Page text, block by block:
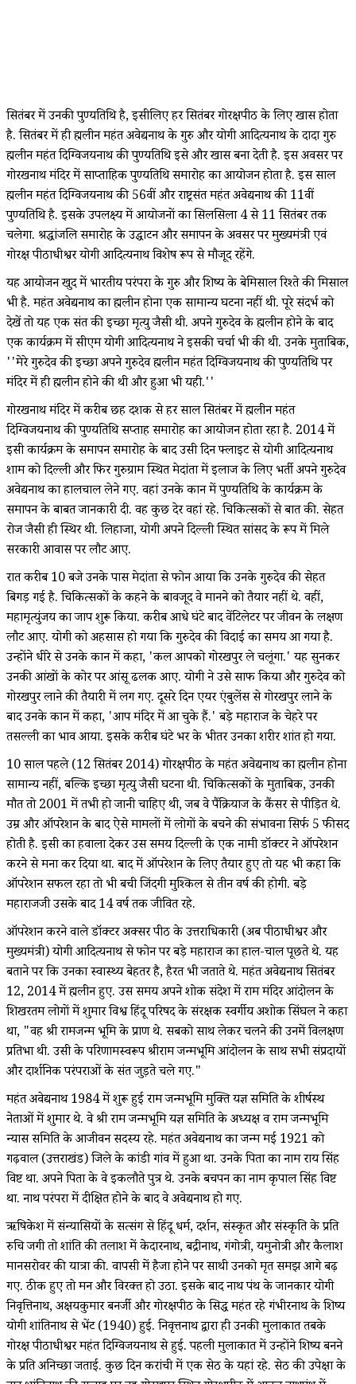
सितंबर में उनकी पुण्यतिथि है, इसीलिए हर सितंबर गोरक्षपीठ के लिए खास होता
है. सितंबर में ही ब्रह्मलीन महंत अवेद्यनाथ के गुरु और योगी आदित्यनाथ के दादा गुरु
ब्रह्मलीन महंत दिग्विजयनाथ की पुण्यतिथि इसे और खास बना देती है. इस अवसर पर
गोरखनाथ मंदिर में साप्ताहिक पुण्यतिथि समारोह का आयोजन होता है. इस साल
ब्रह्मलीन महंत दिग्विजयनाथ की 56वीं और राष्ट्रसंत महंत अवेद्यनाथ की 11वीं
पुण्यतिथि है. इसके उपलक्ष्य में आयोजनों का सिलसिला 4 से 11 सितंबर तक
चलेगा. श्रद्धांजलि समारोह के उद्घाटन और समापन के अवसर पर मुख्यमंत्री एवं
गोरक्ष पीठाधीश्वर योगी आदित्यनाथ विशेष रूप से मौजूद रहेंगे.
यह आयोजन खुद में भारतीय परंपरा के गुरु और शिष्य के बेमिसाल रिश्ते की मिसाल
भी है. महंत अवेद्यनाथ का ब्रह्मलीन होना एक सामान्य घटना नहीं थी. पूरे संदर्भ को
देखें तो यह एक संत की इच्छा मृत्यु जैसी थी. अपने गुरुदेव के ब्रह्मलीन होने के बाद
एक कार्यक्रम में सीएम योगी आदित्यनाथ ने इसकी चर्चा भी की थी. उनके मुताबिक,
''मेरे गुरुदेव की इच्छा अपने गुरुदेव ब्रह्मलीन महंत दिग्विजयनाथ की पुण्यतिथि पर
मंदिर में ही ब्रह्मलीन होने की थी और हुआ भी यही.''
गोरखनाथ मंदिर में करीब छह दशक से हर साल सितंबर में ब्रह्मलीन महंत
दिग्विजयनाथ की पुण्यतिथि सप्ताह समारोह का आयोजन होता रहा है. 2014 में
इसी कार्यक्रम के समापन समारोह के बाद उसी दिन फ्लाइट से योगी आदित्यनाथ
शाम को दिल्ली और फिर गुरुग्राम स्थित मेदांता में इलाज के लिए भर्ती अपने गुरुदेव
अवेद्यनाथ का हालचाल लेने गए. वहां उनके कान में पुण्यतिथि के कार्यक्रम के
समापन के बाबत जानकारी दी. वह कुछ देर वहां रहे. चिकित्सकों से बात की. सेहत
रोज जैसी ही स्थिर थी. लिहाजा, योगी अपने दिल्ली स्थित सांसद के रूप में मिले
सरकारी आवास पर लौट आए.
रात करीब 10 बजे उनके पास मेदांता से फोन आया कि उनके गुरुदेव की सेहत
बिगड़ गई है. चिकित्सकों के कहने के बावजूद वे मानने को तैयार नहीं थे. वहीं,
महामृत्युंजय का जाप शुरू किया. करीब आधे घंटे बाद वेंटिलेटर पर जीवन के लक्षण
लौट आए. योगी को अहसास हो गया कि गुरुदेव की विदाई का समय आ गया है.
उन्होंने धीरे से उनके कान में कहा, 'कल आपको गोरखपुर ले चलूंगा.' यह सुनकर
उनकी आंखों के कोर पर आंसू ढलक आए. योगी ने उसे साफ किया और गुरुदेव को
गोरखपुर लाने की तैयारी में लग गए. दूसरे दिन एयर एंबुलेंस से गोरखपुर लाने के
बाद उनके कान में कहा, 'आप मंदिर में आ चुके हैं.' बड़े महाराज के चेहरे पर
तसल्ली का भाव आया. इसके करीब घंटे भर के भीतर उनका शरीर शांत हो गया.
10 साल पहले (12 सितंबर 2014) गोरक्षपीठ के महंत अवेद्यनाथ का ब्रह्मलीन होना
सामान्य नहीं, बल्कि इच्छा मृत्यु जैसी घटना थी. चिकित्सकों के मुताबिक, उनकी
मौत तो 2001 में तभी हो जानी चाहिए थी, जब वे पैंक्रियाज के कैंसर से पीड़ित थे.
उम्र और ऑपरेशन के बाद ऐसे मामलों में लोगों के बचने की संभावना सिर्फ 5 फीसद
होती है. इसी का हवाला देकर उस समय दिल्ली के एक नामी डॉक्टर ने ऑपरेशन
करने से मना कर दिया था. बाद में ऑपरेशन के लिए तैयार हुए तो यह भी कहा कि
ऑपरेशन सफल रहा तो भी बची जिंदगी मुश्किल से तीन वर्ष की होगी. बड़े
महाराजजी उसके बाद 14 वर्ष तक जीवित रहे.
ऑपरेशन करने वाले डॉक्टर अक्सर पीठ के उत्तराधिकारी (अब पीठाधीश्वर और
मुख्यमंत्री) योगी आदित्यनाथ से फोन पर बड़े महाराज का हाल-चाल पूछते थे. यह
बताने पर कि उनका स्वास्थ्य बेहतर है, हैरत भी जताते थे. महंत अवेद्यनाथ सितंबर
12, 2014 में ब्रह्मलीन हुए. उस समय अपने शोक संदेश में राम मंदिर आंदोलन के
शिखरतम लोगों में शुमार विश्व हिंदू परिषद के संरक्षक स्वर्गीय अशोक सिंघल ने कहा
था, "वह श्री रामजन्म भूमि के प्राण थे. सबको साथ लेकर चलने की उनमें विलक्षण
प्रतिभा थी. उसी के परिणामस्वरूप श्रीराम जन्मभूमि आंदोलन के साथ सभी संप्रदायों
और दार्शनिक परंपराओं के संत जुड़ते चले गए."
महंत अवेद्यनाथ 1984 में शुरू हुई राम जन्मभूमि मुक्ति यज्ञ समिति के शीर्षस्थ
नेताओं में शुमार थे. वे श्री राम जन्मभूमि यज्ञ समिति के अध्यक्ष व राम जन्मभूमि
न्यास समिति के आजीवन सदस्य रहे. महंत अवेद्यनाथ का जन्म मई 1921 को
गढ़वाल (उत्तराखंड) जिले के कांडी गांव में हुआ था. उनके पिता का नाम राय सिंह
विष्ट था. अपने पिता के वे इकलौते पुत्र थे. उनके बचपन का नाम कृपाल सिंह विष्ट
था. नाथ परंपरा में दीक्षित होने के बाद वे अवेद्यनाथ हो गए.
ऋषिकेश में संन्यासियों के सत्संग से हिंदू धर्म, दर्शन, संस्कृत और संस्कृति के प्रति
रुचि जगी तो शांति की तलाश में केदारनाथ, बद्रीनाथ, गंगोत्री, यमुनोत्री और कैलाश
मानसरोवर की यात्रा की. वापसी में हैजा होने पर साथी उनको मृत समझ आगे बढ़
गए. ठीक हुए तो मन और विरक्त हो उठा. इसके बाद नाथ पंथ के जानकार योगी
निवृत्तिनाथ, अक्षयकुमार बनर्जी और गोरक्षपीठ के सिद्ध महंत रहे गंभीरनाथ के शिष्य
योगी शांतिनाथ से भेंट (1940) हुई. निवृत्तनाथ द्वारा ही उनकी मुलाकात तबके
गोरक्ष पीठाधीश्वर महंत दिग्विजयनाथ से हुई. पहली मुलाकात में उन्होंने शिष्य बनने
के प्रति अनिच्छा जताई. कुछ दिन करांची में एक सेठ के यहां रहे. सेठ की उपेक्षा के